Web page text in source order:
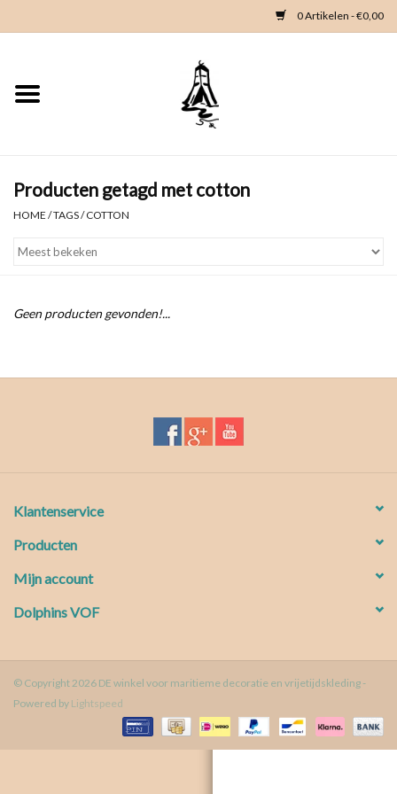
0 Artikelen - €0,00
Home
Kleding
Producten getagd met cotton
HOME /TAGS/COTTON
Geen producten gevonden!...
Klantenservice
Producten
Mijn account
Dolphins VOF
© Copyright 2026 DE winkel voor maritieme decoratie en vrijetijdskleding -
Powered by Lightspeed